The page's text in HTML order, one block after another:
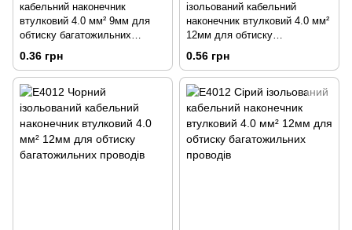
кабельний наконечник
втулковий 4.0 мм² 9мм для
обтиску багатожильних
проводів
0.36 грн
ізольований кабельний
наконечник втулковий 4.0 мм²
12мм для обтиску
багатожильних проводів
0.56 грн